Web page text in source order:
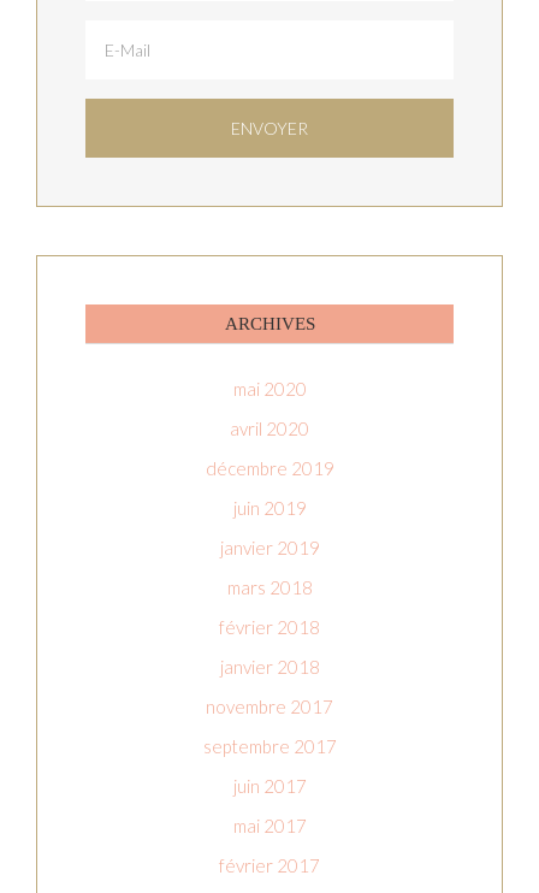
ARCHIVES
mai 2020
avril 2020
décembre 2019
juin 2019
janvier 2019
mars 2018
février 2018
janvier 2018
novembre 2017
septembre 2017
juin 2017
mai 2017
février 2017